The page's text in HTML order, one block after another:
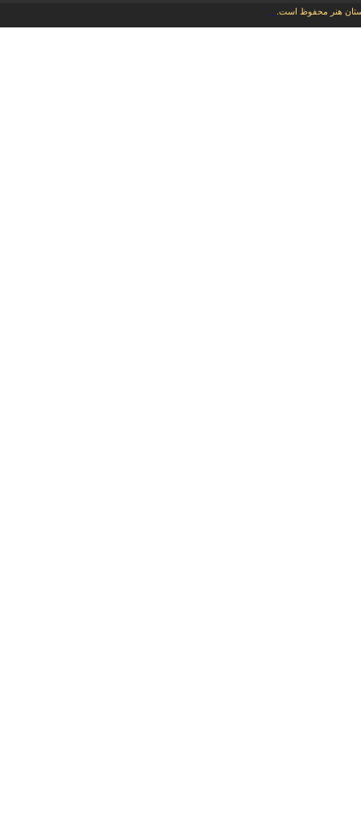
هنر محفوظ است.